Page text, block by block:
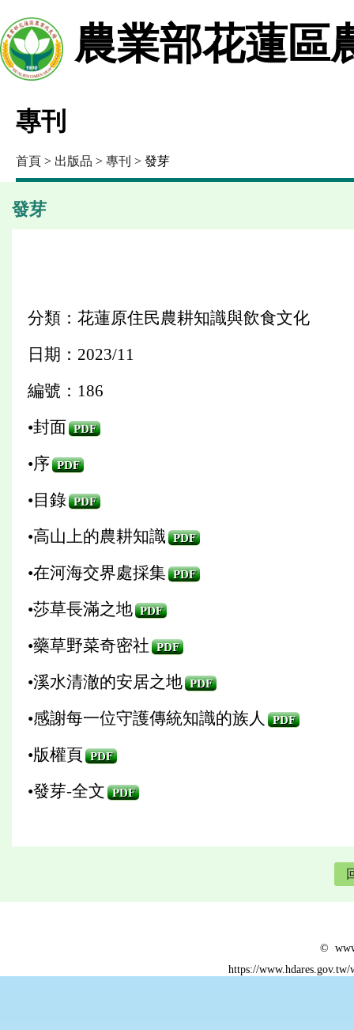
農業部花蓮區
專刊
首頁 > 出版品 > 專刊 > 發芽
發芽
分類：花蓮原住民農耕知識與飲食文化
日期：2023/11
編號：186
•封面 PDF
•序 PDF
•目錄 PDF
•高山上的農耕知識 PDF
•在河海交界處採集 PDF
•莎草長滿之地 PDF
•藥草野菜奇密社 PDF
•溪水清澈的安居之地 PDF
•感謝每一位守護傳統知識的族人 PDF
•版權頁 PDF
•發芽-全文 PDF
©
https://www.hdares.gov.tw/